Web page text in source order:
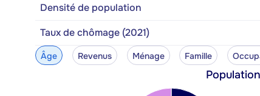
Densité de population
Taux de chômage (2021)
Âge Revenus Ménage Famille